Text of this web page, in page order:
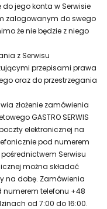
jego konta w Serwisie
zalogowanym do swego
że nie będzie z niego
z Serwisu
przepisami prawa
oraz do przestrzegania
złożenie zamówienia
GASTRO SERWIS
elektronicznej na
pod numerem
Serwisu
można składać
na dobę. Zamówienia
numerem telefonu +48
od 7:00 do 16:00.